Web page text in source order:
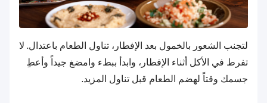
لتجنب الشعور بالخمول بعد الإفطار، تناول الطعام باعتدال. لا
تفرط في الأكل أثناء الإفطار، وابدأ ببطء وامضغ جيداً وأعطِ
جسمك وقتاً لهضم الطعام قبل تناول المزيد.